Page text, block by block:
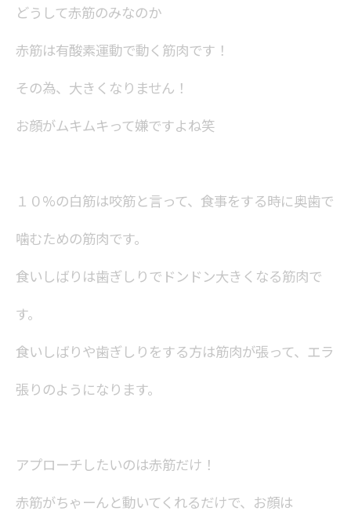
どうして赤筋のみなのか
赤筋は有酸素運動で動く筋肉です！
その為、大きくなりません！
お顔がムキムキって嫌ですよね笑
１０%の白筋は咬筋と言って、食事をする時に奥歯で
噛むための筋肉です。
食いしばりは歯ぎしりでドンドン大きくなる筋肉で
す。
食いしばりや歯ぎしりをする方は筋肉が張って、エラ
張りのようになります。
アプローチしたいのは赤筋だけ！
赤筋がちゃーんと動いてくれるだけで、お顔は